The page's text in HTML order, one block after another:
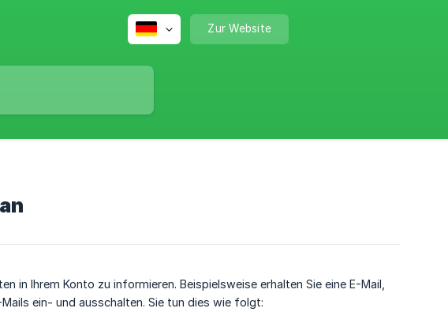
Zur Website
Ihrem Konto zu informieren. Beispielsweise erhalten Sie eine E-Mail,
ein- und ausschalten. Sie tun dies wie folgt: